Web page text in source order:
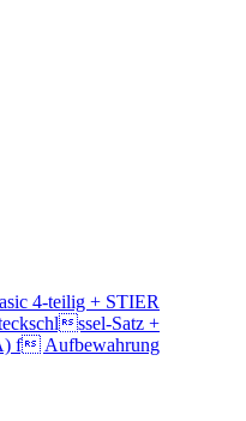
4-teilig + STIER
ssel-Satz +
f Aufbewahrung